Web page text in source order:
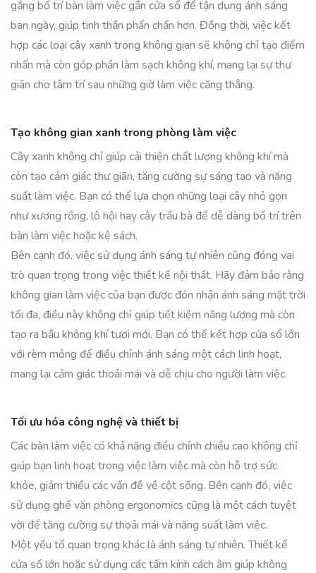
gắng bố trí bàn làm việc gần cửa sổ để tận dụng ánh sáng
ban ngày, giúp tinh thần phấn chấn hơn. Đồng thời, việc kết
hợp các loại cây xanh trong không gian sẽ không chỉ tạo điểm
nhấn mà còn góp phần làm sạch không khí, mang lại sự thư
giãn cho tâm trí sau những giờ làm việc căng thẳng.
Tạo không gian xanh trong phòng làm việc
Cây xanh không chỉ giúp cải thiện chất lượng không khí mà
còn tạo cảm giác thư giãn, tăng cường sự sáng tạo và năng
suất làm việc. Bạn có thể lựa chọn những loại cây nhỏ gọn
như xương rồng, lô hội hay cây trầu bà để dễ dàng bố trí trên
bàn làm việc hoặc kệ sách.
Bên cạnh đó, việc sử dụng ánh sáng tự nhiên cũng đóng vai
trò quan trọng trong việc thiết kế nội thất. Hãy đảm bảo rằng
không gian làm việc của bạn được đón nhận ánh sáng mặt trời
tối đa, điều này không chỉ giúp tiết kiệm năng lượng mà còn
tạo ra bầu không khí tươi mới. Bạn có thể kết hợp cửa sổ lớn
với rèm mỏng để điều chỉnh ánh sáng một cách linh hoạt,
mang lại cảm giác thoải mái và dễ chịu cho người làm việc.
Tối ưu hóa công nghệ và thiết bị
Các bàn làm việc có khả năng điều chỉnh chiều cao không chỉ
giúp bạn linh hoạt trong việc làm việc mà còn hỗ trợ sức
khỏe, giảm thiểu các vấn đề về cột sống. Bên cạnh đó, việc
sử dụng ghế văn phòng ergonomics cũng là một cách tuyệt
vời để tăng cường sự thoải mái và năng suất làm việc.
Một yếu tố quan trọng khác là ánh sáng tự nhiên. Thiết kế
cửa sổ lớn hoặc sử dụng các tấm kính cách âm giúp không